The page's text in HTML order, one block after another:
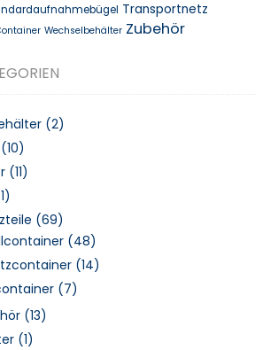
Transportnetz
Wechselbehälter Zubehör
(2)
(10)
(11)
(69)
(48)
(14)
(7)
(13)
(1)